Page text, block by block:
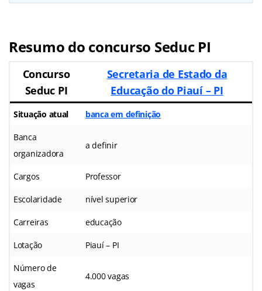
Resumo do concurso Seduc PI
Concurso
Seduc PI
Secretaria de Estado da
Educação do Piauí – PI
Situação atual banca em definição
Banca
organizadora
a definir
Cargos Professor
Escolaridade nível superior
Carreiras educação
Lotação Piauí – PI
Número de
vagas
4.000 vagas